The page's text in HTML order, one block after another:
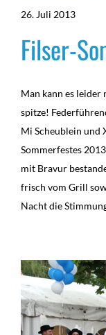
26. Juli 2013
Filser-
Man kann es leider
spitze!
Mi Scheublein und
Sommerfestes
mit Bravur
frisch vom Grill
Nacht die